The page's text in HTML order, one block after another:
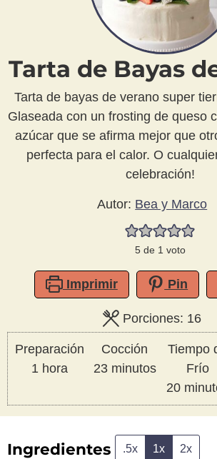
Tarta de Bayas
Tarta de bayas de verano super
Glaseada con un frosting de queso
azúcar que se afirma mejor que
perfecta para el calor. O
celebración!
Autor: Bea y Marco
5de 1 voto
Imprimir Pin
Porciones: 16
Preparación
1 hora
hora
Cocción
23minutos
minutos
Tiempo
Frío
20
Ingredientes .5x 1x 2x